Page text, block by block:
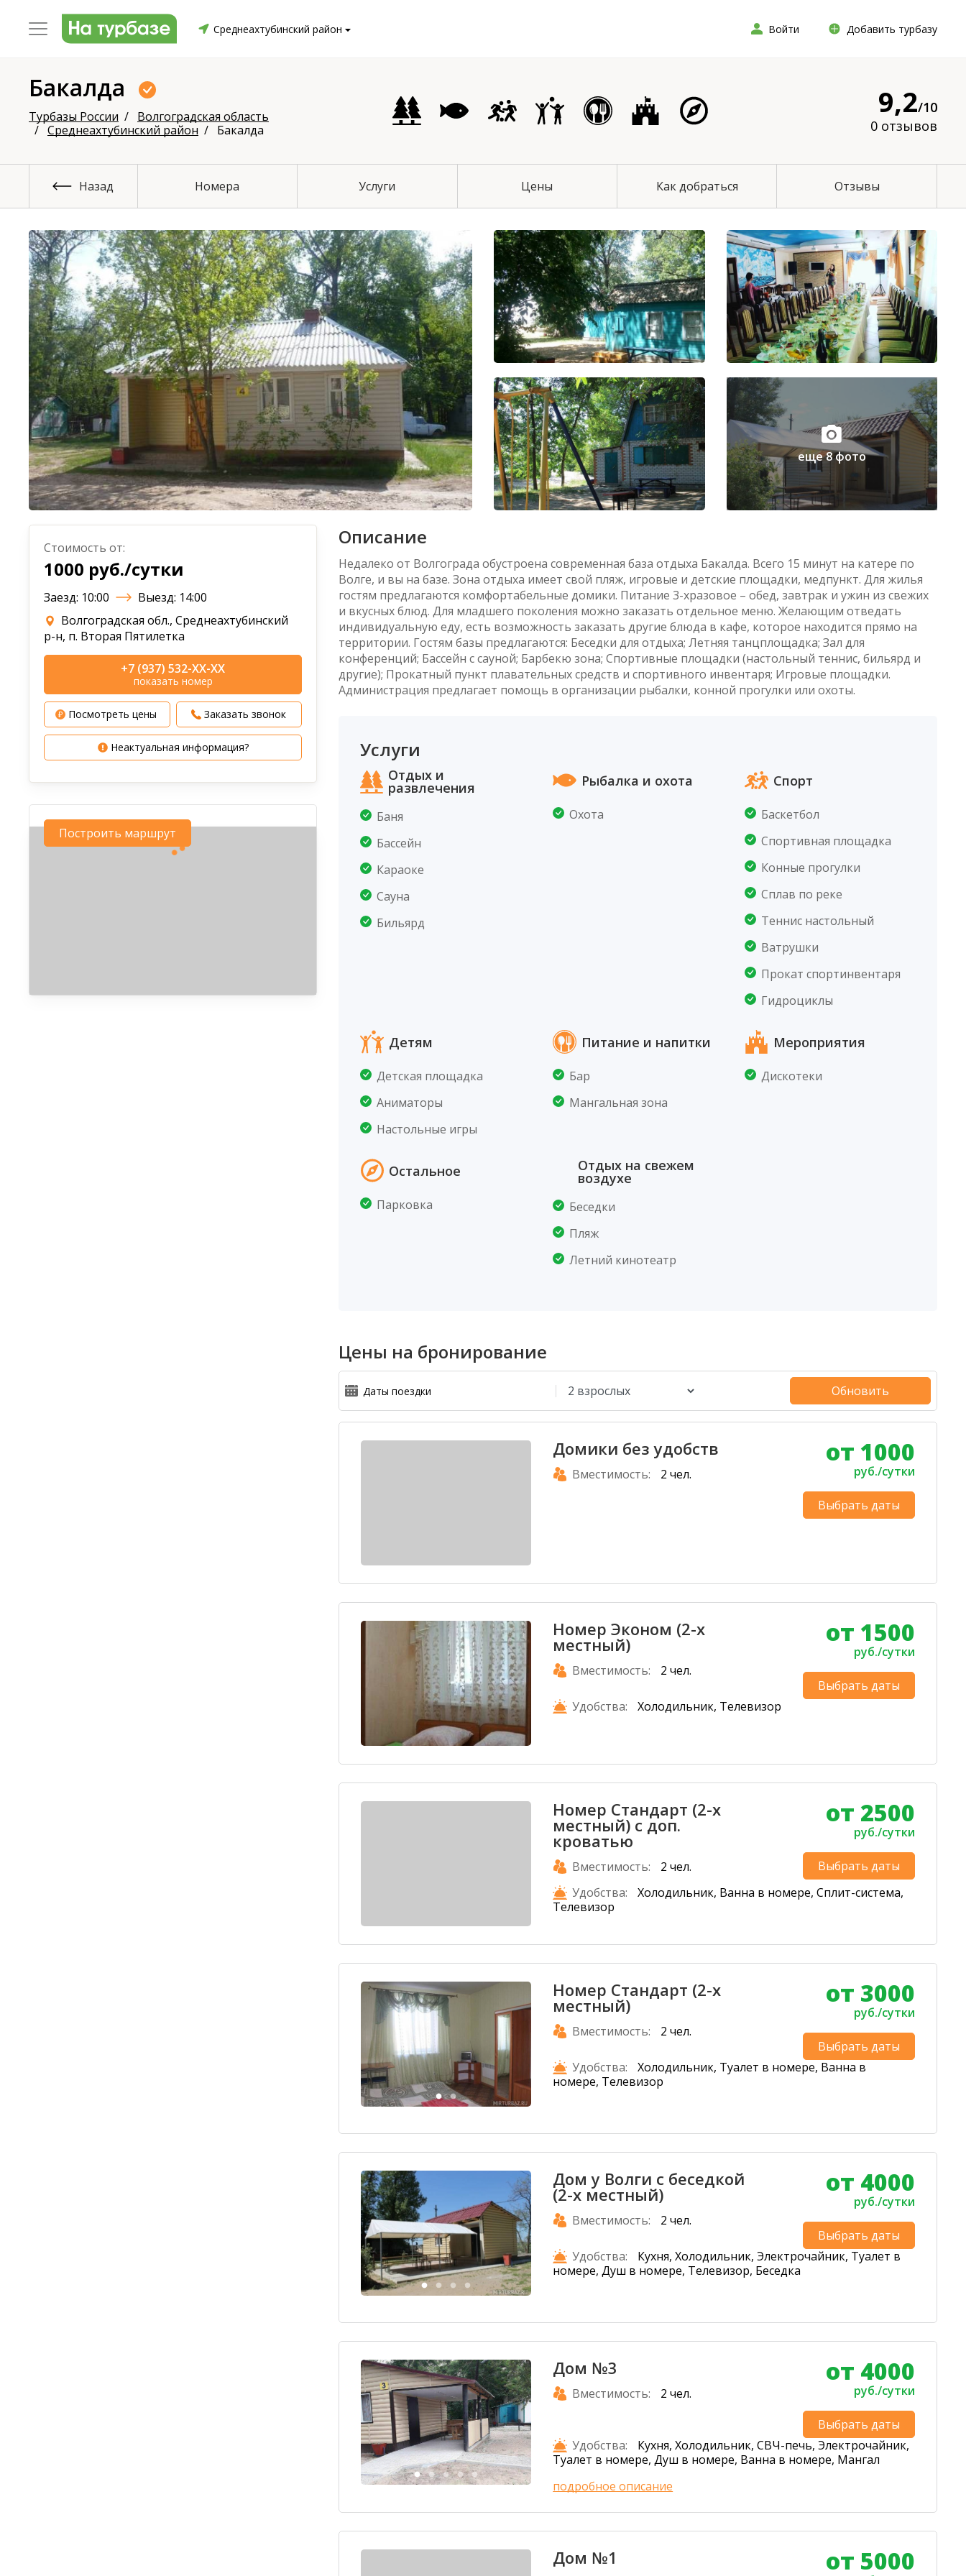
Среднеахтубинский район Войти Добавить турбазу
Бакалда
Турбазы России
Волгоградская область
Среднеахтубинский район
Бакалда
9,2/10
0 отзывов
Назад Номера Услуги Цены Как добраться Отзывы
еще 8 фото
Стоимость от:
1000 руб./сутки
Заезд: 10:00
Выезд: 14:00
Волгоградская обл., Среднеахтубинский
р-н, п. Вторая Пятилетка
+7 (937) 532-XX-XX
показать номер
Посмотреть цены Заказать звонок
Неактуальная информация?
Построить маршрут
Описание
Недалеко от Волгограда обустроена современная база отдыха Бакалда. Всего 15 минут на катере по
Волге, и вы на базе. Зона отдыха имеет свой пляж, игровые и детские площадки, медпункт. Для жилья
гостям предлагаются комфортабельные домики. Питание 3-хразовое – обед, завтрак и ужин из свежих
и вкусных блюд. Для младшего поколения можно заказать отдельное меню. Желающим отведать
индивидуальную еду, есть возможность заказать другие блюда в кафе, которое находится прямо на
территории. Гостям базы предлагаются: Беседки для отдыха; Летняя танцплощадка; Зал для
конференций; Бассейн с сауной; Барбекю зона; Спортивные площадки (настольный теннис, бильярд и
другие); Прокатный пункт плавательных средств и спортивного инвентаря; Игровые площадки.
Администрация предлагает помощь в организации рыбалки, конной прогулки или охоты.
Услуги
Отдых и
развлечения
Баня
Бассейн
Караоке
Сауна
Бильярд
Рыбалка и охота
Охота
Спорт
Баскетбол
Спортивная площадка
Конные прогулки
Сплав по реке
Теннис настольный
Ватрушки
Прокат спортинвентаря
Гидроциклы
Детям
Детская площадка
Аниматоры
Настольные игры
Питание и напитки
Бар
Мангальная зона
Мероприятия
Дискотеки
Остальное
Парковка
Отдых на свежем
воздухе
Беседки
Пляж
Летний кинотеатр
Цены на бронирование
Обновить
Домики без удобств
Вместимость: 2 чел.
от 1000
руб./сутки
Выбрать даты
Номер Эконом (2-х
местный)
Вместимость: 2 чел.
от 1500
руб./сутки
Выбрать даты
Удобства:
Холодильник, Телевизор
Номер Стандарт (2-х
местный) с доп.
кроватью
Вместимость: 2 чел.
от 2500
руб./сутки
Выбрать даты
Удобства:
Холодильник, Ванна в номере, Сплит-система,
Телевизор
Номер Стандарт (2-х
местный)
Вместимость: 2 чел.
от 3000
руб./сутки
Выбрать даты
Удобства:
Холодильник, Туалет в номере, Ванна в
номере, Телевизор
Дом у Волги с беседкой
(2-х местный)
Вместимость: 2 чел.
от 4000
руб./сутки
Выбрать даты
Удобства:
Кухня, Холодильник, Электрочайник, Туалет в
номере, Душ в номере, Телевизор, Беседка
Дом №3
Вместимость: 2 чел.
от 4000
руб./сутки
Выбрать даты
Удобства:
Кухня, Холодильник, СВЧ-печь, Электрочайник,
Туалет в номере, Душ в номере, Ванна в номере, Мангал
подробное описание
Дом №1 от 5000
Топчихинский район
район Красноборский район
Онежский район
Приморский район
Северодвинск Устьянский район